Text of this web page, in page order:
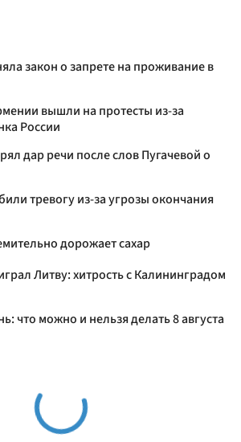
закон о запрете на проживание в
вышли на протесты из-за
России
дар речи после слов Пугачевой о
тревогу из-за угрозы окончания
дорожает сахар
Литву: хитрость с Калининградом
что можно и нельзя делать 8 августа